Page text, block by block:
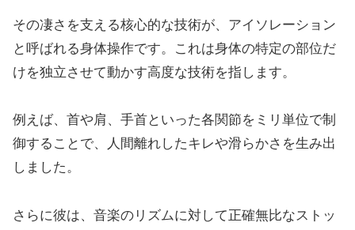
その凄さを支える核心的な技術が、アイソレーション
と呼ばれる身体操作です。これは身体の特定の部位だ
けを独立させて動かす高度な技術を指します。
例えば、首や肩、手首といった各関節をミリ単位で制
御することで、人間離れしたキレや滑らかさを生み出
しました。
さらに彼は、音楽のリズムに対して正確無比なストッ